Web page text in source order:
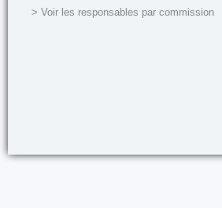
> Voir les responsables par commission